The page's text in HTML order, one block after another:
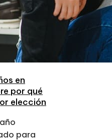
en
por qué
elección
para